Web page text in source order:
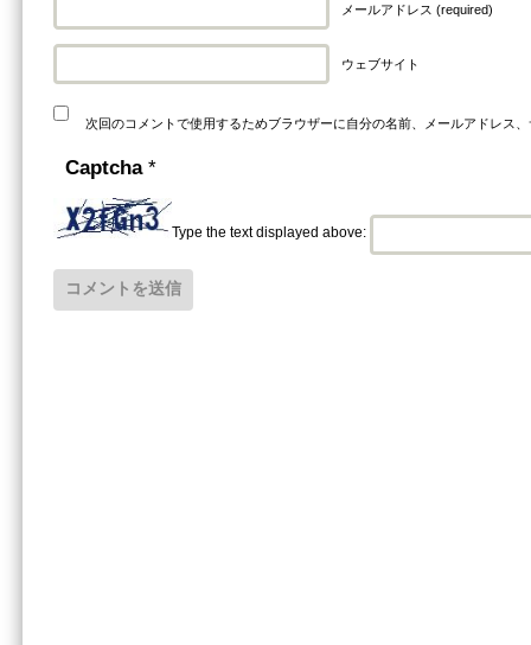
メールアドレス (required)
ウェブサイト
次回のコメントで使用するためブラウザーに自分の名前、メールアドレス
Captcha *
Type the text displayed above: